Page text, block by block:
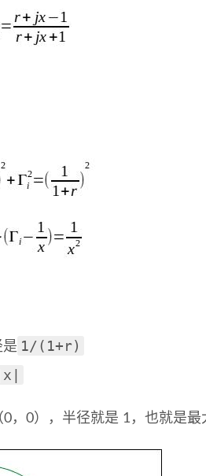
是 1/(1+r)
，0），半径就是 1，也就是最